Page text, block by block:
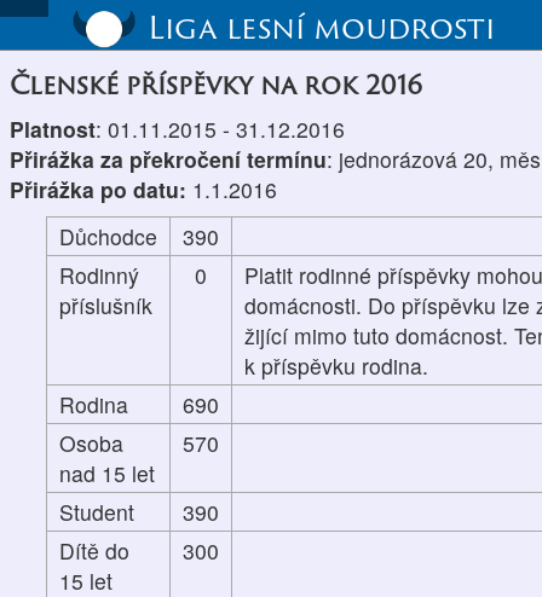
Liga lesní moudrosti
Členské příspěvky na rok 2016
Platnost: 01.11.2015 - 31.12.2016
Přirážka za překročení termínu: jednorázová 20,
Přirážka po datu: 1.1.2016
Důchodce
390
Rodinný
příslušník
0
Platit rodinné příspěvky
domácnosti. Do příspěvku lze
žijící mimo tuto domácnost.
k příspěvku rodina.
Rodina
690
Osoba
nad 15 let
570
Student
390
Dítě do
15 let
300